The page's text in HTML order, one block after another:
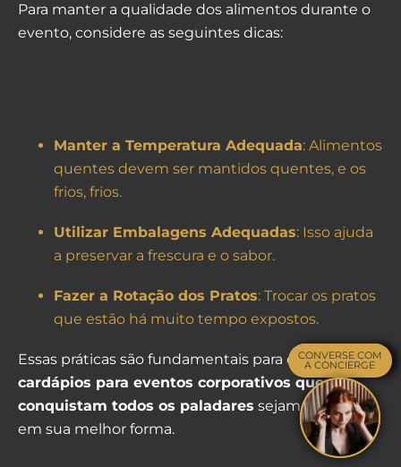
Para manter a qualidade dos alimentos durante o
evento, considere as seguintes dicas:
Manter a Temperatura Adequada: Alimentos
quentes devem ser mantidos quentes, e os
frios, frios.
Utilizar Embalagens Adequadas: Isso ajuda
a preservar a frescura e o sabor.
Fazer a Rotação dos Pratos: Trocar os pratos
que estão há muito tempo expostos.
Essas práticas são fundamentais para que os
cardápios para eventos corporativos que
conquistam todos os paladares sejam servidos
em sua melhor forma.
CONVERSE COM
A CONCIERGE
CONVERSE COM
A CONCIERGE